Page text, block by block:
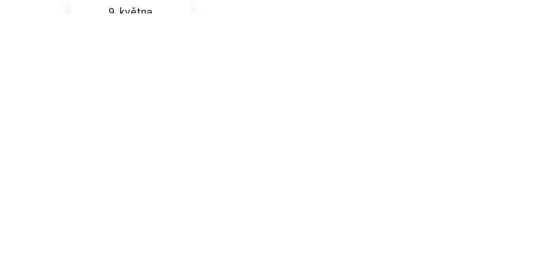
9. května